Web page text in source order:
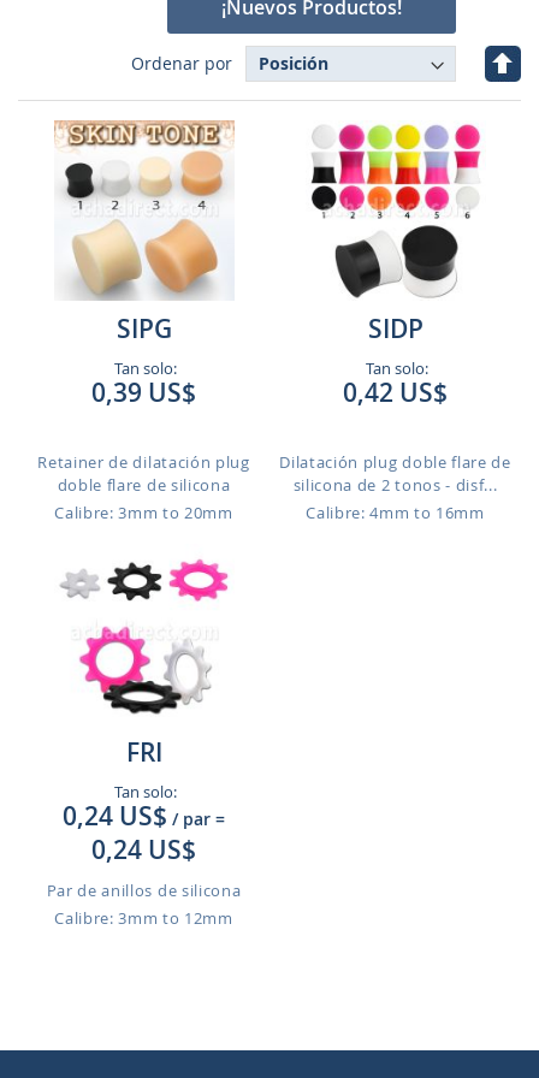
¡Nuevos Productos!
Ordenar por
Fijar
SIPG
Tan solo:
0,39 US$
Retainer de dilatación plug
doble flare de silicona
Calibre: 3mm to 20mm
SIDP
Tan solo:
0,42 US$
Dilatación plug doble flare de
silicona de 2 tonos - disf...
Calibre: 4mm to 16mm
FRI
Tan solo:
0,24 US$ / par =
0,24 US$
Par de anillos de silicona
Calibre: 3mm to 12mm